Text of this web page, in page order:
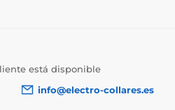
reemplazable de polímero de
3,7 V y 400 mAh, que se
uso diario, la radio durará
y el receptor 14 días.
está disponible
info@electro-collares.es